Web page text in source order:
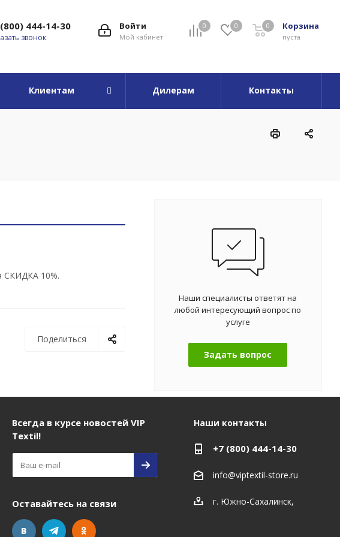
0 0 Корзина
пуста
0
Войти
Мой кабинет
444-14-30
звонок
Клиентам Дилерам Контакты
СКИДКА 10%.
Наши специалисты ответят на
любой интересующий вопрос по
услуге
Задать вопрос
Поделиться
Всегда в курсе новостей VIP
Textil!
Оставайтесь на связи
Наши контакты
+7 (800) 444-14-30
info@viptextil-store.ru
г. Южно-Сахалинск,